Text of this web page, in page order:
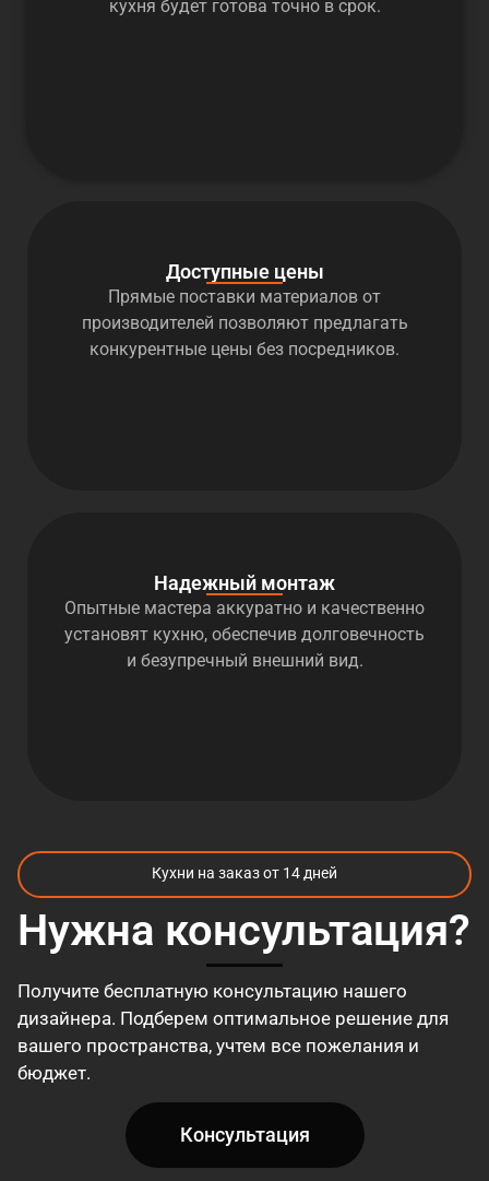
кухня будет готова точно в срок.
Доступные цены
Прямые поставки материалов от
производителей позволяют предлагать
конкурентные цены без посредников.
Надежный монтаж
Опытные мастера аккуратно и качественно
установят кухню, обеспечив долговечность
и безупречный внешний вид.
Кухни на заказ от 14 дней
Нужна консультация?
Получите бесплатную консультацию нашего
дизайнера. Подберем оптимальное решение для
вашего пространства, учтем все пожелания и
бюджет.
Консультация